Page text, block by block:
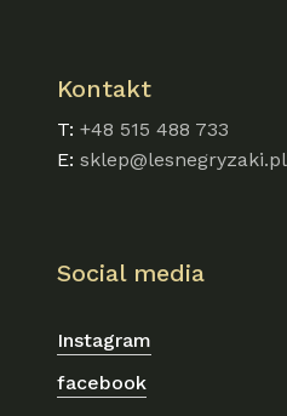
Kontakt
T: +48 515 488 733
E: sklep@lesnegryzaki.pl
Social media
Instagram
facebook